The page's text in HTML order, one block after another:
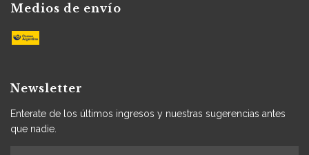
Medios de envío
Newsletter
Enterate de los últimos ingresos y nuestras sugerencias antes
que nadie.